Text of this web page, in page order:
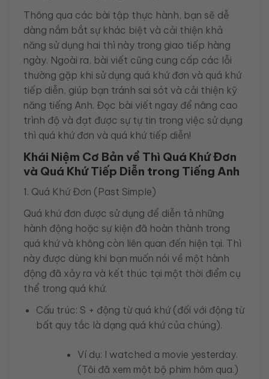
Thông qua các bài tập thực hành, bạn sẽ dễ
dàng nắm bắt sự khác biệt và cải thiện khả
năng sử dụng hai thì này trong giao tiếp hàng
ngày. Ngoài ra, bài viết cũng cung cấp các lỗi
thường gặp khi sử dụng quá khứ đơn và quá khứ
tiếp diễn, giúp bạn tránh sai sót và cải thiện kỹ
năng tiếng Anh. Đọc bài viết ngay để nâng cao
trình độ và đạt được sự tự tin trong việc sử dụng
thì quá khứ đơn và quá khứ tiếp diễn!
Khái Niệm Cơ Bản về Thì Quá Khứ Đơn
và Quá Khứ Tiếp Diễn trong Tiếng Anh
1. Quá Khứ Đơn (Past Simple)
Quá khứ đơn được sử dụng để diễn tả những
hành động hoặc sự kiện đã hoàn thành trong
quá khứ và không còn liên quan đến hiện tại. Thì
này được dùng khi bạn muốn nói về một hành
động đã xảy ra và kết thúc tại một thời điểm cụ
thể trong quá khứ.
Cấu trúc: S + động từ quá khứ (đối với động từ
bất quy tắc là dạng quá khứ của chúng).
Ví dụ: I watched a movie yesterday.
(Tôi đã xem một bộ phim hôm qua.)